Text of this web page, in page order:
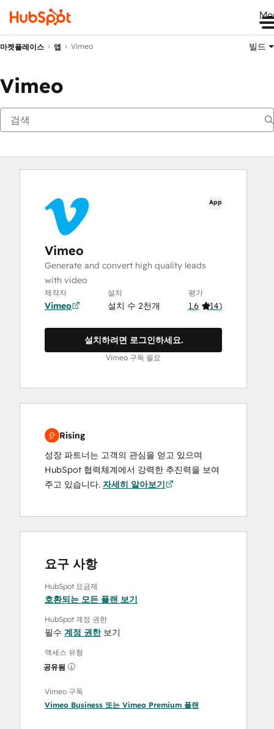
마켓플레이스 앱 Vimeo 빌드
Vimeo
App
Vimeo
Generate and convert high quality leads
with video
제작자
Vimeo
설치
설치 수 2천개
평가
1.6 (14)
설치하려면 로그인하세요.
Vimeo 구독 필요
Rising
성장 파트너는 고객의 관심을 얻고 있으며
HubSpot 협력체계에서 강력한 추진력을 보여
주고 있습니다. 자세히 알아보기
요구 사항
HubSpot 요금제
호환되는 모든 플랜 보기
HubSpot 계정 권한
필수 계정 권한보기
액세스 유형
공유됨
Vimeo 구독
Vimeo Business 또는 Vimeo Premium 플랜